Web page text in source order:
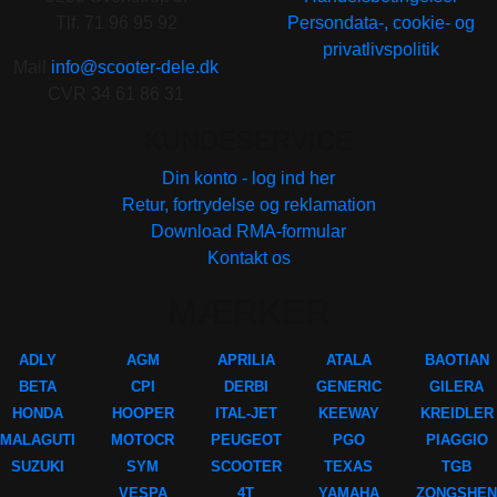
info@scooter-dele.dk
Persondata-, cookie- og
privatlivspolitik
Din konto - log ind her
Retur, fortrydelse og reklamation
Download RMA-formular
Kontakt os
ADLY
BETA
HONDA
MALAGUTI
SUZUKI
AGM
CPI
HOOPER
MOTOCR
SYM
VESPA
APRILIA
DERBI
ITAL-JET
PEUGEOT
SCOOTER
4T
ATALA
GENERIC
KEEWAY
PGO
TEXAS
YAMAHA
BAOTIAN
GILERA
KREIDLER
PIAGGIO
TGB
ZONGSHEN